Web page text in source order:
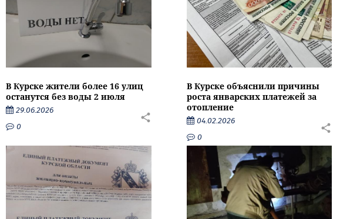
В Курске жители более 16 улиц
останутся без воды 2 июля
29.06.2026
0
В Курске объяснили причины
роста январских платежей за
отопление
04.02.2026
0